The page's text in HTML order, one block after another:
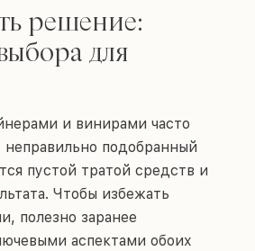
решение:
для
и винирами часто
неправильно подобранный
пустой тратой средств и
Чтобы избежать
полезно заранее
аспектами обоих